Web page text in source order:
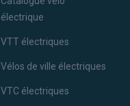
électrique
VTT électriques
Vélos de ville électriques
VTC électriques